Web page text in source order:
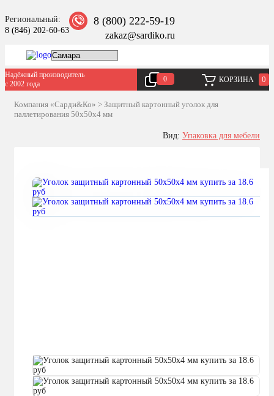
Региональный:
8 (846) 202-60-63
8 (800) 222-59-19
zakaz@sardiko.ru
Надёжный производитель
с 2002 года
0 КОРЗИНА 0
Компания «Сарди&Ко» > Защитный картонный уголок для
паллетирования 50x50x4 мм
Вид: Упаковка для мебели